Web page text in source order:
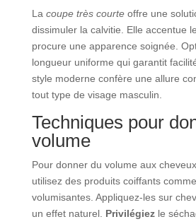
La coupe très courteoffre une
dissimuler la calvitie. Elle accentue
procure une apparence soignée.
longueur uniforme qui garantit
style moderne confère une allure
tout type de visage masculin.
Techniques pour
volume
Pour donner du volume aux
utilisez des produits coiffants
volumisantes. Appliquez-les sur
un effet naturel. Privilégiezle